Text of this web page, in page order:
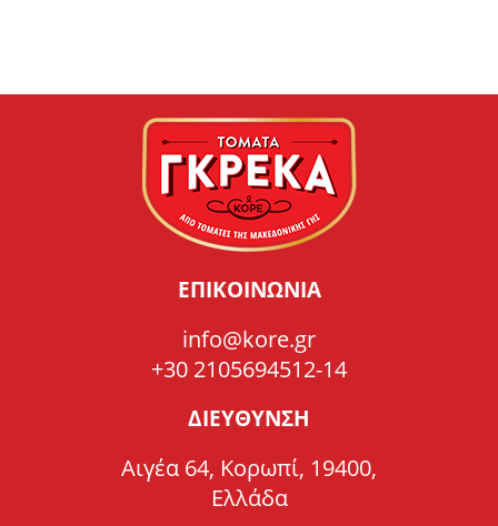
ΕΠΙΚΟΙΝΩΝΙΑ
info@kore.gr
+30 2105694512-14
ΔΙΕΥΘΥΝΣΗ
Αιγέα 64, Κορωπί, 19400,
Ελλάδα